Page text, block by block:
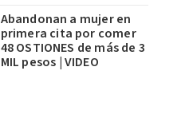
Abandonan a mujer en
primera cita por comer
48 OSTIONES de más de 3
MIL pesos | VIDEO